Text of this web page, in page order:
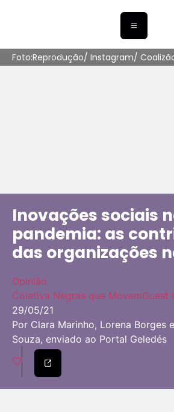
Foto:Reprodução/ Instagram/
Inovações sociais
pandemia: as
das organizações
Opinião
Coletiva Negras que MovemGuest
29/05/21
Por Clara Marinho, Lorena Borges
Souza, enviado ao Portal Geledés